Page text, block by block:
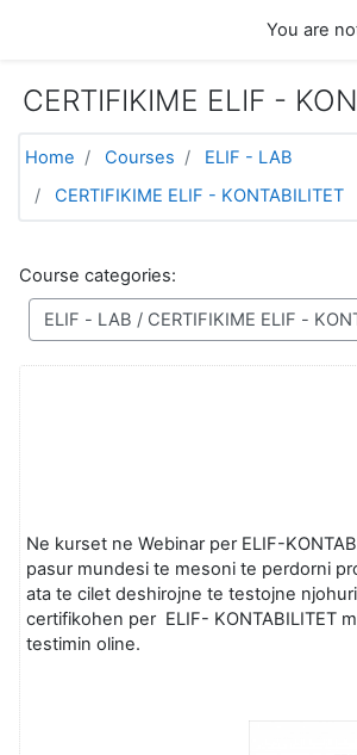
You are
CERTIFIKIME ELIF -
Home Courses
ELIF - LAB
CERTIFIKIME ELIF - KONTABILITET
Course categories:
Ne kurset ne Webinar per ELIF-
pasur mundesi te mesoni te perdorni
ata te cilet deshirojne te testojne
certifikohen per ELIF- KONTABILITET
testimin oline.